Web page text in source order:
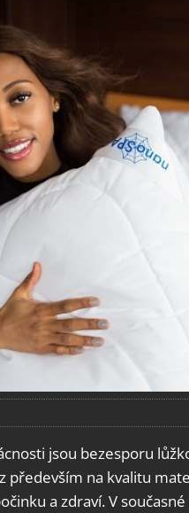
jsou bezesporu
především na kvalitu
a zdraví. V